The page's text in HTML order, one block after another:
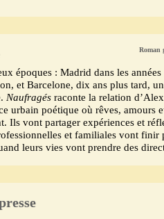
Roman
époques : Madrid dans les
et Barcelone, dix ans plus tard,
Naufragésraconte la relation
urbain poétique où rêves, amours
Ils vont partager expériences et
et familiales vont finir
leurs vies vont prendre des